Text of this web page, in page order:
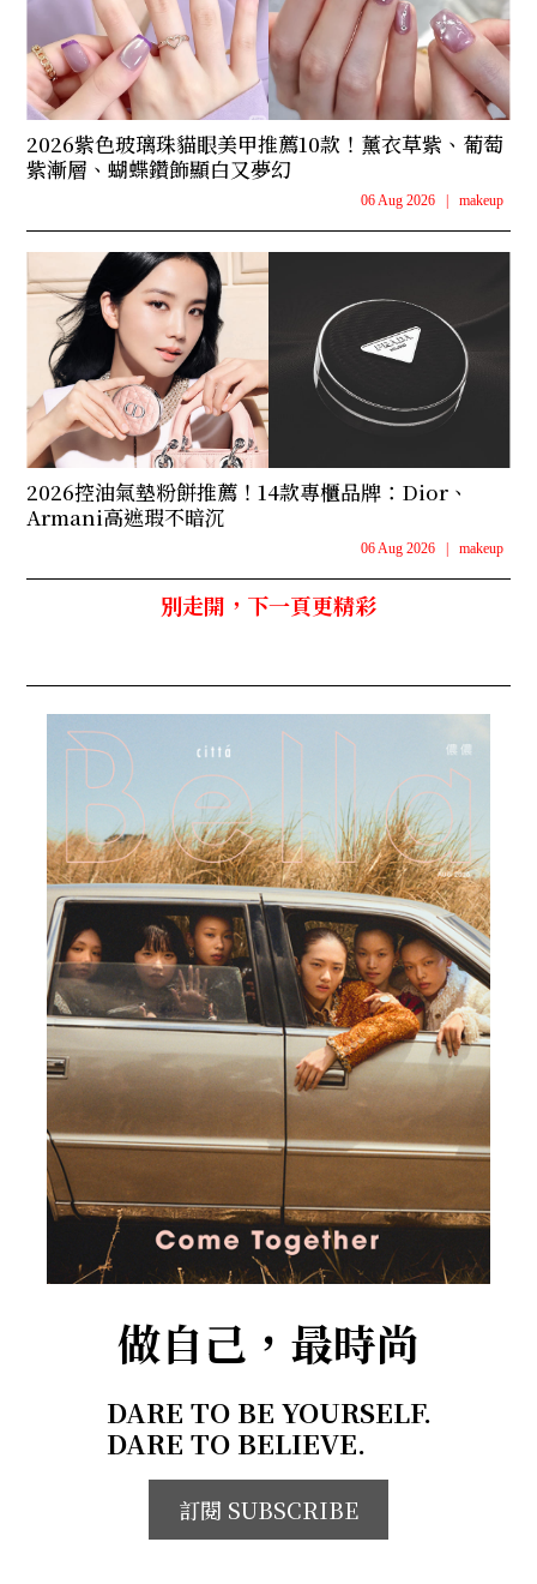
2026紫色玻璃珠貓眼美甲推薦10款！薰衣草紫、葡萄
紫漸層、蝴蝶鑽飾顯白又夢幻
06 Aug 2026 | makeup
2026控油氣墊粉餅推薦！14款專櫃品牌：Dior、
Armani高遮瑕不暗沉
06 Aug 2026 | makeup
別走開，下一頁更精彩
做自己，最時尚
DARE TO BE YOURSELF.
DARE TO BELIEVE.
訂閱 SUBSCRIBE